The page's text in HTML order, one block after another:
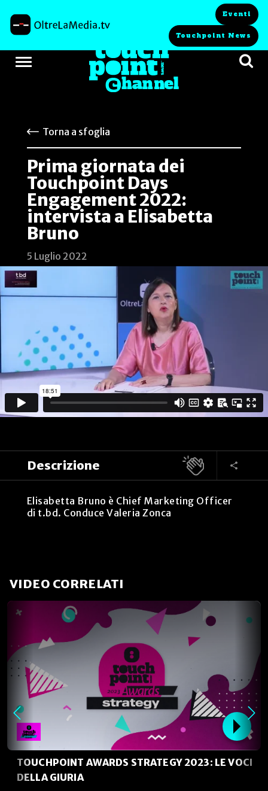
Eventi
Touchpoint News
Torna a sfoglia
Prima giornata dei
Touchpoint Days
Engagement 2022:
intervista a Elisabetta
Bruno
5 Luglio 2022
Descrizione
Elisabetta Bruno è Chief Marketing Officer
di t.bd. Conduce Valeria Zonca
VIDEO CORRELATI
TOUCHPOINT AWARDS STRATEGY 2023: LE VOCI
DELLA GIURIA